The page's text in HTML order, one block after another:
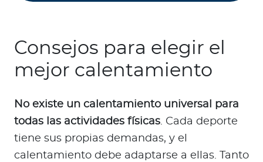
Consejos para elegir el
mejor calentamiento
No existe un calentamiento universal para
todas las actividades físicas. Cada deporte
tiene sus propias demandas, y el
calentamiento debe adaptarse a ellas. Tanto